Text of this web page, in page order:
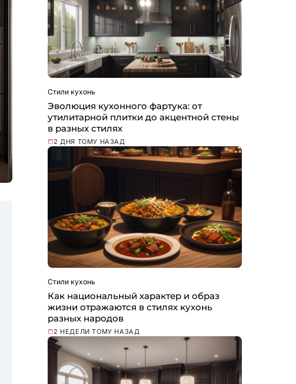
Стили кухонь
Эволюция кухонного фартука: от
утилитарной плитки до акцентной стены
в разных стилях
2 ДНЯ ТОМУ НАЗАД
Стили кухонь
Как национальный характер и образ
жизни отражаются в стилях кухонь
разных народов
2 НЕДЕЛИ ТОМУ НАЗАД